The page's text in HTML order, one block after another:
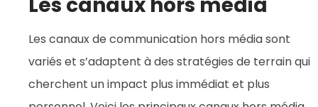
Les canaux de communication hors média sont
variés et s’adaptent à des stratégies de terrain qui
cherchent un impact plus immédiat et plus